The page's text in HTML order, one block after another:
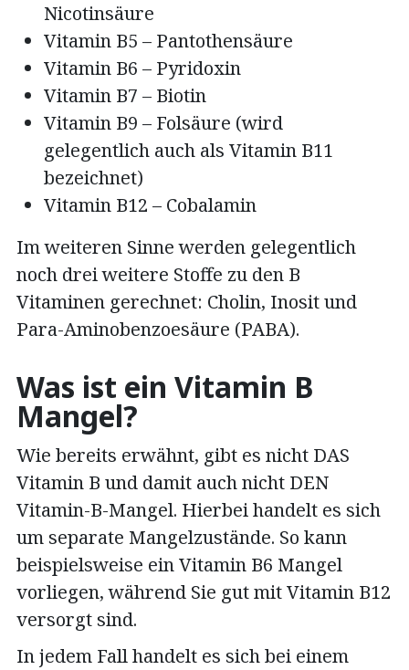
Nicotinsäure
Vitamin B5 – Pantothensäure
Vitamin B6 – Pyridoxin
Vitamin B7 – Biotin
Vitamin B9 – Folsäure (wird
gelegentlich auch als Vitamin B11
bezeichnet)
Vitamin B12 – Cobalamin
Im weiteren Sinne werden gelegentlich
noch drei weitere Stoffe zu den B
Vitaminen gerechnet: Cholin, Inosit und
Para-Aminobenzoesäure (PABA).
Was ist ein Vitamin B
Mangel?
Wie bereits erwähnt, gibt es nicht DAS
Vitamin B und damit auch nicht DEN
Vitamin-B-Mangel. Hierbei handelt es sich
um separate Mangelzustände. So kann
beispielsweise ein Vitamin B6 Mangel
vorliegen, während Sie gut mit Vitamin B12
versorgt sind.
In jedem Fall handelt es sich bei einem